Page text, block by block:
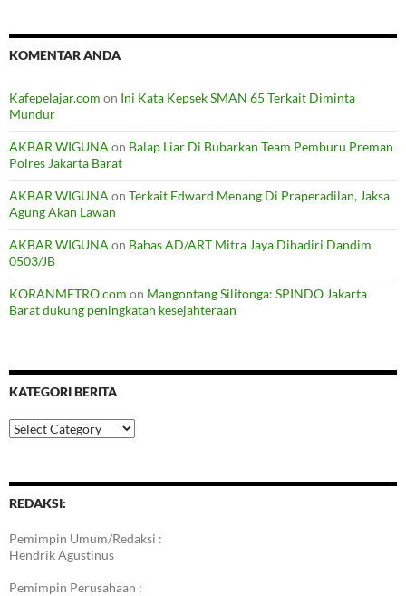
KOMENTAR ANDA
Kafepelajar.com on Ini Kata Kepsek SMAN 65 Terkait Diminta
Mundur
AKBAR WIGUNA on Balap Liar Di Bubarkan Team Pemburu Preman
Polres Jakarta Barat
AKBAR WIGUNA on Terkait Edward Menang Di Praperadilan, Jaksa
Agung Akan Lawan
AKBAR WIGUNA on Bahas AD/ART Mitra Jaya Dihadiri Dandim
0503/JB
KORANMETRO.com on Mangontang Silitonga: SPINDO Jakarta
Barat dukung peningkatan kesejahteraan
KATEGORI BERITA
Kategori
Berita
REDAKSI:
Pemimpin Umum/Redaksi :
Hendrik Agustinus
Pemimpin Perusahaan :